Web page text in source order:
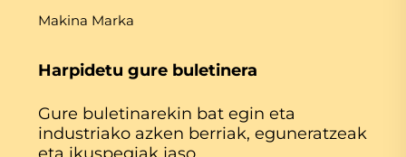
Makina Marka
Harpidetu gure buletinera
Gure buletinarekin bat egin eta
industriako azken berriak, eguneratzeak